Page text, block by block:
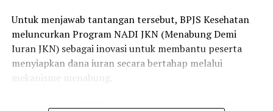
Untuk menjawab tantangan tersebut, BPJS Kesehatan
meluncurkan Program NADI JKN (Menabung Demi
Iuran JKN) sebagai inovasi untuk membantu peserta
menyiapkan dana iuran secara bertahap melalui
mekanisme menabung.